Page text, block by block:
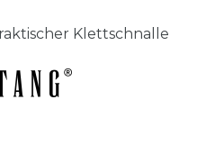
Klettschnalle